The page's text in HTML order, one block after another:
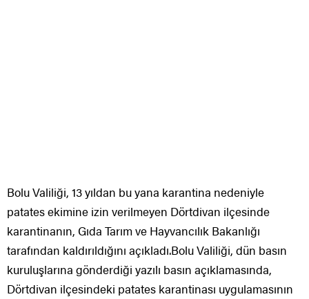
Bolu Valiliği, 13 yıldan bu yana karantina nedeniyle
patates ekimine izin verilmeyen Dörtdivan ilçesinde
karantinanın, Gıda Tarım ve Hayvancılık Bakanlığı
tarafından kaldırıldığını açıkladı.Bolu Valiliği, dün basın
kuruluşlarına gönderdiği yazılı basın açıklamasında,
Dörtdivan ilçesindeki patates karantinası uygulamasının